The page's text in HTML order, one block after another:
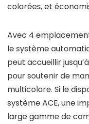
colorées, et
Avec 4
le système
peut accueillir
pour soutenir de
multicolore. Si le
système ACE, une
large gamme de